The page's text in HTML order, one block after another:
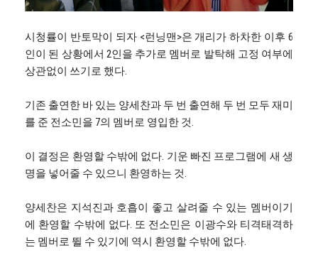
시청률이 반토막이 되자 <런닝맨>은 개리가 하차한 이후 6
인이 된 상황에서 2인을 추가로 멤버로 발탁해 고정 여부에
상관없이 쓰기로 했다.
기존 출연한 바 있는 양세찬과 두 번 출연해 두 번 모두 재미
를 준 전소민을 7의 멤버로 영입한 것.
이 결정은 환영할 수밖에 없다. 기운 빠진 프로그램에 새 생
명을 넣어줄 수 있으니 환영하는 것.
양세찬은 지석진과 호흡이 좋고 살려줄 수 있는 멤버이기
에 환영할 수밖에 없다. 또 전소민은 이광수와 티격태격하
는 멤버로 뛸 수 있기에 역시 환영할 수밖에 없다.